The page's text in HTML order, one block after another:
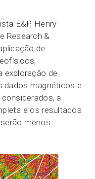
E&P, Henry
Research &
de
exploração de
dados magnéticos e
a
e os resultados
menos